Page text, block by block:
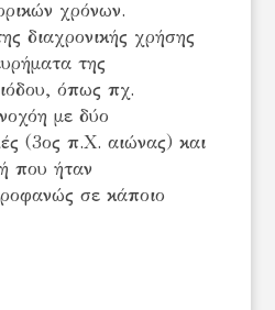
χρόνων.
διαχρονικής χρήσης
της
όπως πχ.
με δύο
(3ος π.Χ. αιώνας) και
που ήταν
σε κάποιο